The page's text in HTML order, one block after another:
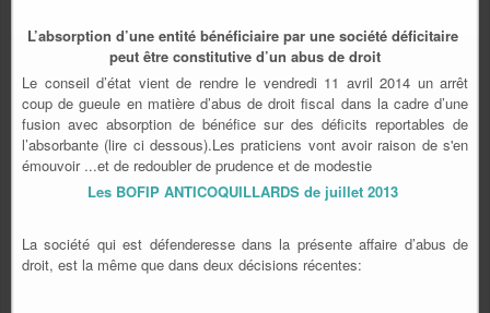
L’absorption d’une entité bénéficiaire par une société déficitaire
peut être constitutive d’un abus de droit
Le conseil d’état vient de rendre le vendredi 11 avril 2014 un arrêt
coup de gueule en matière d’abus de droit fiscal dans la cadre d’une
fusion avec absorption de bénéfice sur des déficits reportables de
l’absorbante (lire ci dessous).Les praticiens vont avoir raison de s'en
émouvoir ...et de redoubler de prudence et de modestie
Les BOFIP ANTICOQUILLARDS de juillet 2013
La société qui est défenderesse dans la présente affaire d’abus de
droit, est la même que dans deux décisions récentes: